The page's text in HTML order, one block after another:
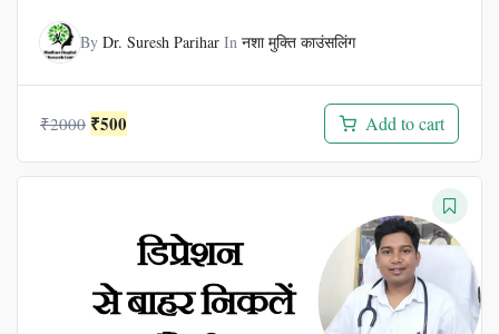
By Dr. Suresh Parihar In नशा मुक्ति काउंसलिंग
₹2000 Original
was:
₹500
is:
Add to cart